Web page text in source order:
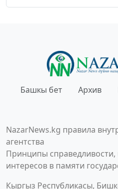
Башкы бет Архив
NazarNews.kg правила
агентства
Принципы
интересов в памяти
Кыргыз Республикасы,